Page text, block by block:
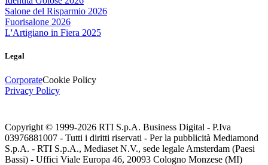
Salone del Risparmio 2026
Fuorisalone 2026
L'Artigiano in Fiera 2025
Legal
CorporateCookie Policy
Privacy Policy
Copyright © 1999-2026 RTI S.p.A. Business Digital - P.Iva
03976881007 - Tutti i diritti riservati - Per la pubblicità Mediamond
S.p.A. - RTI S.p.A., Mediaset N.V., sede legale Amsterdam (Paesi
Bassi) - Uffici Viale Europa 46, 20093 Cologno Monzese (MI)